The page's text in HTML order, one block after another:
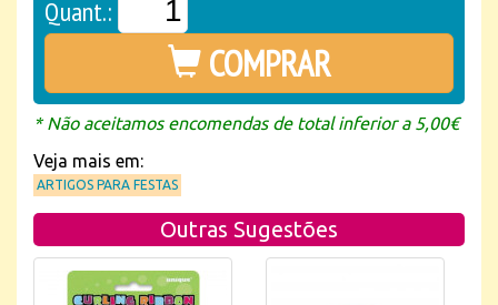
Quant.:
COMPRAR
* Não aceitamos encomendas de total inferior a 5,00€
Veja mais em:
ARTIGOS PARA FESTAS
Outras Sugestões